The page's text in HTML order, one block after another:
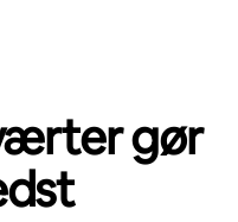
gør